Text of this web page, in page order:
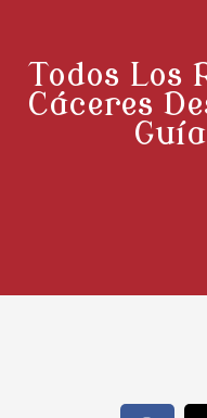
Todos Los
Cáceres